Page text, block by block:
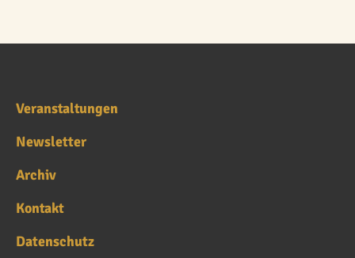
Veranstaltungen
Newsletter
Archiv
Kontakt
Datenschutz